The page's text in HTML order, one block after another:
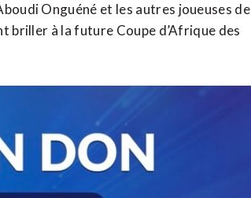
Onguéné et les autres joueuses de
briller à la future Coupe d’Afrique des